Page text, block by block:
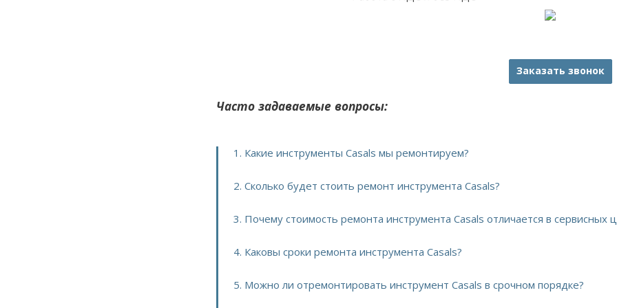
Заказать звонок
Часто задаваемые вопросы:
1. Какие инструменты Casals мы ремонтируем?
2. Сколько будет стоить ремонт инструмента Casals?
3. Почему стоимость ремонта инструмента Casals отличается в сервисных
4. Каковы сроки ремонта инструмента Casals?
5. Можно ли отремонтировать инструмент Casals в срочном порядке?